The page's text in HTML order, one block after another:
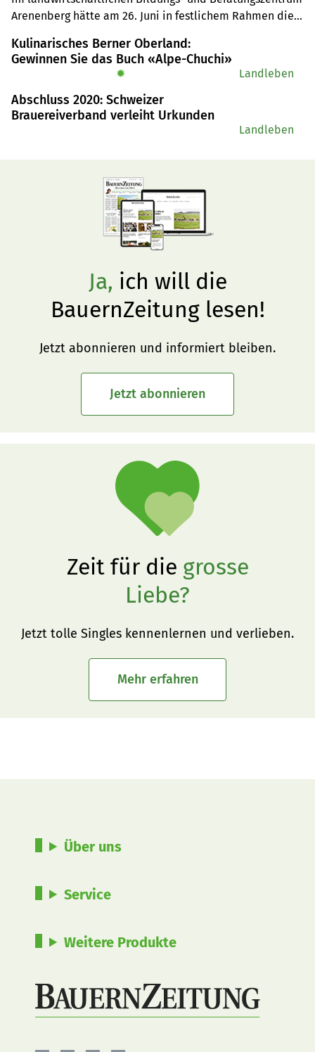
Arenenberg hätte am 26. Juni in festlichem Rahmen die
Der Anlass wurde abgesagt. Erstmals schloss ein Mann als
bäuerlicher Haushaltleiter ab.
Kulinarisches Berner Oberland:
Gewinnen Sie das Buch «Alpe-Chuchi»
✹ Landleben
Abschluss 2020: Schweizer
Brauereiverband verleiht Urkunden
Landleben
Ja, ich will die
BauernZeitung lesen!
Jetzt abonnieren und informiert bleiben.
Jetzt abonnieren
Zeit für die grosse
Liebe?
Jetzt tolle Singles kennenlernen und verlieben.
Mehr erfahren
Über uns
Service
Weitere Produkte